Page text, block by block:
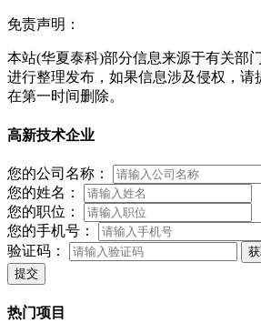
免责声明：
本站(华夏泰科)部分信息来源于有关部
进行整理发布，如果信息涉及侵权，请
在第一时间删除。
高新技术企业
您的公司名称：
您的姓名：
您的职位：
您的手机号：
验证码：
提交
热门项目